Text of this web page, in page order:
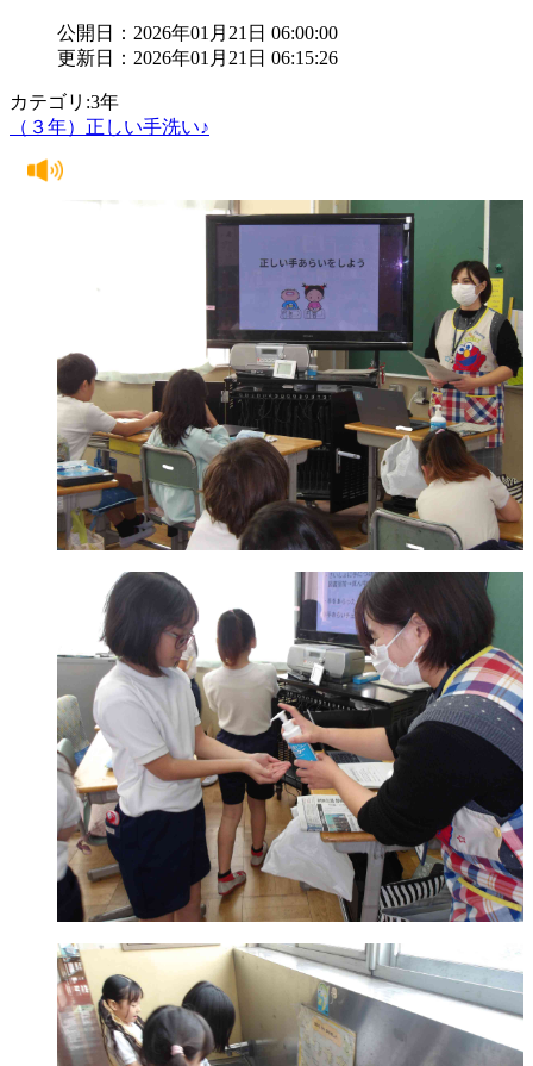
公開日：2026年01月21日 06:00:00
更新日：2026年01月21日 06:15:26
カテゴリ:3年
（３年）正しい手洗い♪